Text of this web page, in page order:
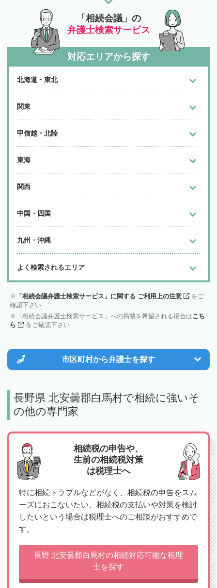
「相続会議」の
弁護士検索サービス
対応エリアから探す
北海道・東北
関東
甲信越・北陸
東海
関西
中国・四国
九州・沖縄
よく検索されるエリア
「相続会議弁護士検索サービス」に関する ご利用上の注意
をご
確認下さい
「相続会議弁護士検索サービス」への掲載を希望される場合はこち
ら
をご確認下さい
市区町村から弁護士を探す
長野県 北安曇郡白馬村で相続に強いそ
の他の専門家
相続税の申告や、
生前の相続税対策
は税理士へ
特に相続トラブルなどがなく、相続税の申告をスム
ーズにおこないたい、相続税の支払いや対策を検討
したいという場合は税理士へのご相談がおすすめで
す。
長野 北安曇郡白馬村の相続対応可能な税理
士を探す